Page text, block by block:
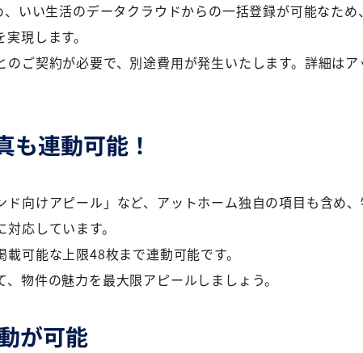
いい生活のデータクラウドからの一括登録が可能なた
現します。
ご契約が必要で、別途費用が発生いたします。詳細は
も連動可能！
ド向けアピール」など、アットホーム独自の項目も含め
応しています。
可能な上限48枚まで連動可能です。
物件の魅力を最大限アピールしましょう。
が可能